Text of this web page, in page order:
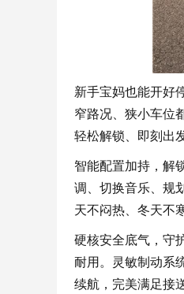
新手宝妈也能开好
窄路况、狭小车位
轻松解锁、即刻出
智能配置加持，解
调、切换音乐、规
天不闷热、冬天不
硬核安全底气，守
耐用。灵敏制动系
续航，完美满足接